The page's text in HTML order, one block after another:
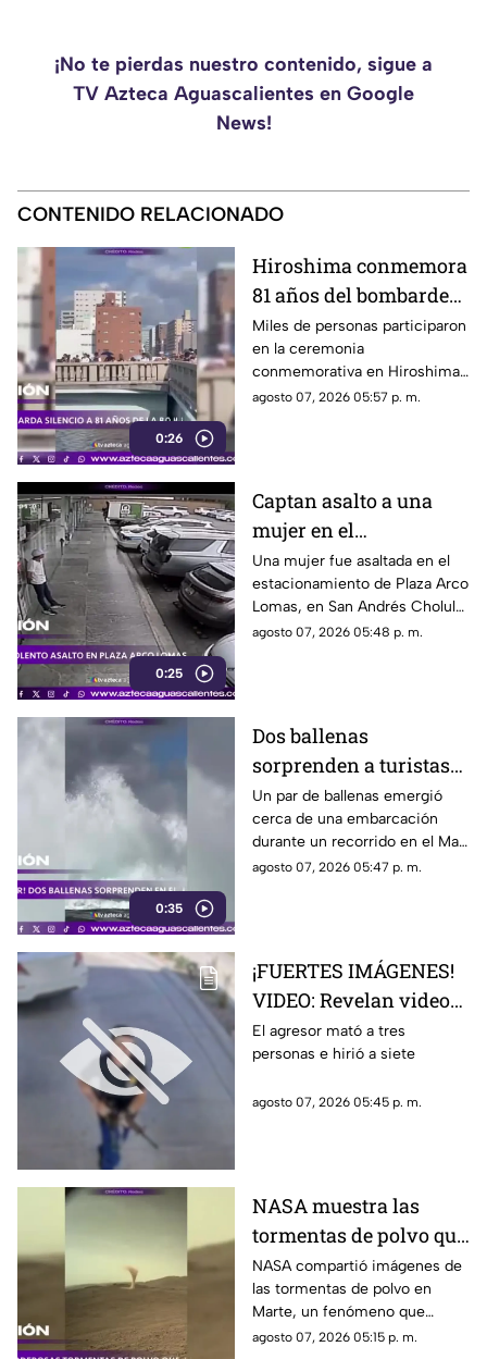
¡No te pierdas nuestro contenido, sigue a
TV Azteca Aguascalientes en Google
News!
CONTENIDO RELACIONADO
0:26
Hiroshima conmemora
81 años del bombardeo
atómico con un minuto
de silencio
Miles de personas participaron
en la ceremonia
conmemorativa en Hiroshima,
donde se recordó a las
agosto 07, 2026 05:57 p. m.
0:25
Captan asalto a una
mujer en el
estacionamiento de
Plaza Arco Lomas
Una mujer fue asaltada en el
estacionamiento de Plaza Arco
Lomas, en San Andrés Cholula.
El ataque quedó registrado por
agosto 07, 2026 05:48 p. m.
0:35
Dos ballenas
sorprenden a turistas
durante avistamiento
en el Mar de Cortés
Un par de ballenas emergió
cerca de una embarcación
durante un recorrido en el Mar
de Cortés. El avistamiento fue
agosto 07, 2026 05:47 p. m.
¡FUERTES IMÁGENES!
VIDEO: Revelan videos
de seguridad del tiroteo
realizado en famosa
hamburguesas en
El agresor mató a tres
personas e hirió a siete
agosto 07, 2026 05:45 p. m.
NASA muestra las
tormentas de polvo que
cubren Marte
NASA compartió imágenes de
las tormentas de polvo en
Marte, un fenómeno que
puede extenderse por miles de
agosto 07, 2026 05:15 p. m.